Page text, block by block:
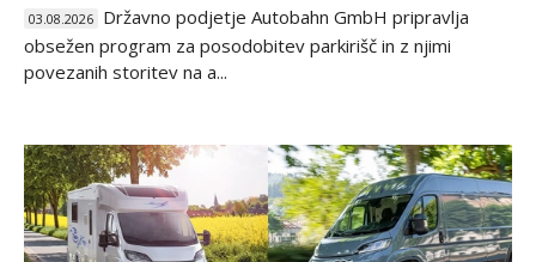
03.08.2026 Državno podjetje Autobahn GmbH pripravlja
obsežen program za posodobitev parkirišč in z njimi
povezanih storitev na a...